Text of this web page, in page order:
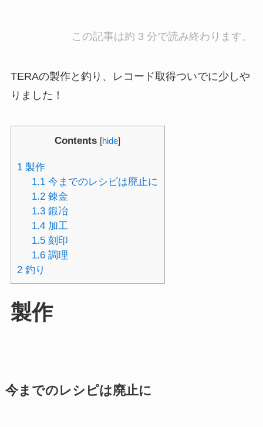
この記事は約 3 分で読み終わります。
TERAの製作と釣り、レコード取得ついでに少しや
りました！
Contents [hide]
1製作
1.1 今までのレシピは廃止に
1.2 錬金
1.3 鍛冶
1.4 加工
1.5 刻印
1.6 調理
2釣り
製作
今までのレシピは廃止に